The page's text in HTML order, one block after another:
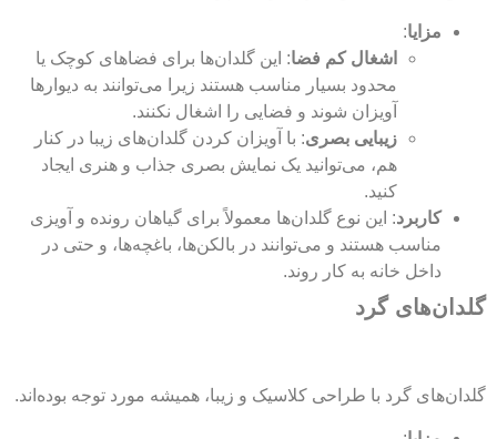
مزایا:
اشغال کم فضا: این گلدان‌ها برای فضاهای کوچک یا
محدود بسیار مناسب هستند زیرا می‌توانند به دیوارها
آویزان شوند و فضایی را اشغال نکنند.
زیبایی بصری: با آویزان کردن گلدان‌های زیبا در کنار
هم، می‌توانید یک نمایش بصری جذاب و هنری ایجاد
کنید.
کاربرد: این نوع گلدان‌ها معمولاً برای گیاهان رونده و آویزی
مناسب هستند و می‌توانند در بالکن‌ها، باغچه‌ها، و حتی در
داخل خانه به کار روند.
گلدان‌های گرد
گلدان‌های گرد با طراحی کلاسیک و زیبا، همیشه مورد توجه بوده‌اند.